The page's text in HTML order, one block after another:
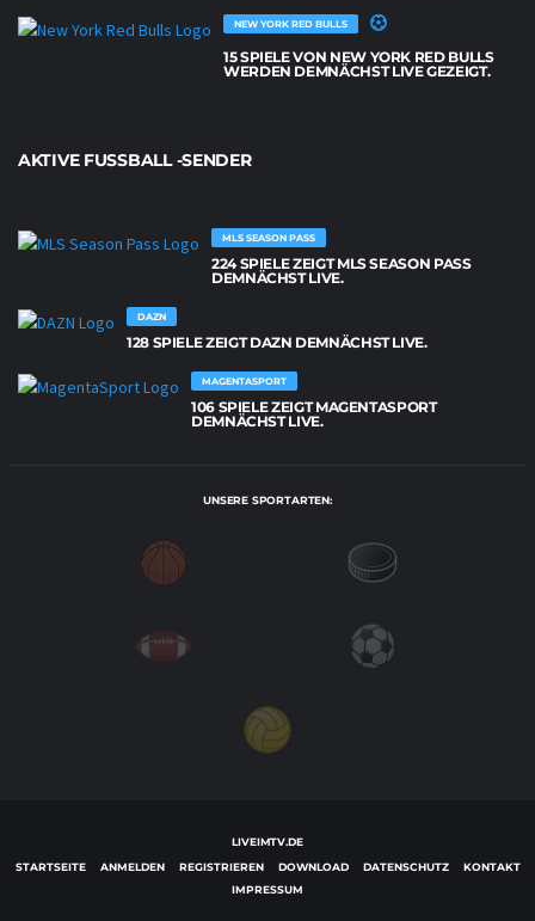
NEW YORK RED BULLS
15 SPIELE VON NEW YORK RED BULLS
WERDEN DEMNÄCHST LIVE GEZEIGT.
AKTIVE FUSSBALL -SENDER
MLS SEASON PASS
224 SPIELE ZEIGT MLS SEASON PASS
DEMNÄCHST LIVE.
DAZN
128 SPIELE ZEIGT DAZN DEMNÄCHST LIVE.
MAGENTASPORT
106 SPIELE ZEIGT MAGENTASPORT
DEMNÄCHST LIVE.
UNSERE SPORTARTEN:
LIVEIMTV.DE
STARTSEITE
ANMELDEN REGISTRIEREN DOWNLOAD DATENSCHUTZ
KONTAKT
IMPRESSUM